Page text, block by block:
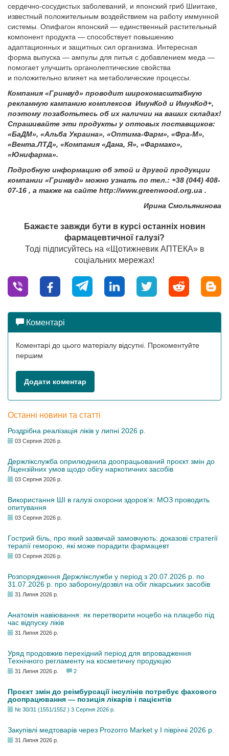
сердечно-сосудистых заболеваний, и японский гриб Шиитаке,
известный положительным воздействием на работу иммунной
системы. Опифагон японский — единственный растительный
компонент продукта — способствует повышению
адаптационных и защитных сил организма. Интересная
форма выпуска — ампулы для питья с добавлением меда —
помогает улучшить органолептические свойства
и положительно влияет на метаболические процессы.
Компания «Гринвуд» проводит широкомасштабную
рекламную кампанию комплексов ИмунКод и ИмунКод+,
поэтому позаботьтесь об их наличии на ваших складах!
Спрашивайте эти продукты у оптовых поставщиков:
«БаДМ», «Альба Украина», «Оптима-Фарм», «Фра-М»,
«Вента.ЛТД», «Компания «Дана, Я», «Фармако»,
«Юнифарма».
Подробную информацию об этой и другой продукции
компании «Гринвуд» можно узнать по тел.: +38 (044) 408-
07-16 , а также на сайте http://www.greenwood.org.ua .
Ирина Смольянинова
Бажаєте завжди бути в курсі останніх новин
фармацевтичної галузі?
Тоді підписуйтесь на «Щотижневик АПТЕКА» в
соціальних мережах!
Коментарі
Коментарі до цього матеріалу відсутні. Прокоментуйте
першим
Додати коментар
Останні новини та статті
Роздрібна реалізація ліків у липні 2026 р.
03 Серпня 2026 р.
Держлікслужба оприлюднила доопрацьований проєкт змін до
Ліцензійних умов щодо обігу наркотичних засобів
03 Серпня 2026 р.
Використання ШІ в галузі охорони здоров’я: МОЗ проводить
опитування
03 Серпня 2026 р.
Гострий біль, про який зазвичай замовчують: доказові стратегії
терапії геморою, які може порадити фармацевт
03 Серпня 2026 р.
Розпорядження Держлікслужби у період з 20.07.2026 р. по
31.07.2026 р. про заборону/дозвіл на обіг лікарських засобів
31 Липня 2026 р.
Анатомія навіювання: як перетворити ноцебо на плацебо під
час відпуску ліків
31 Липня 2026 р.
Уряд продовжив перехідний період для впровадження
Технічного регламенту на косметичну продукцію
31 Липня 2026 р. 2
Проєкт змін до реімбурсації інсулінів потребує фахового
доопрацювання — позиція лікарів і пацієнтів
№ 30/31 (1551/1552 ) 3 Серпня 2026 р.
Закупівлі медтоварів через Prozorro Market у I півріччі 2026 р.
31 Липня 2026 р.